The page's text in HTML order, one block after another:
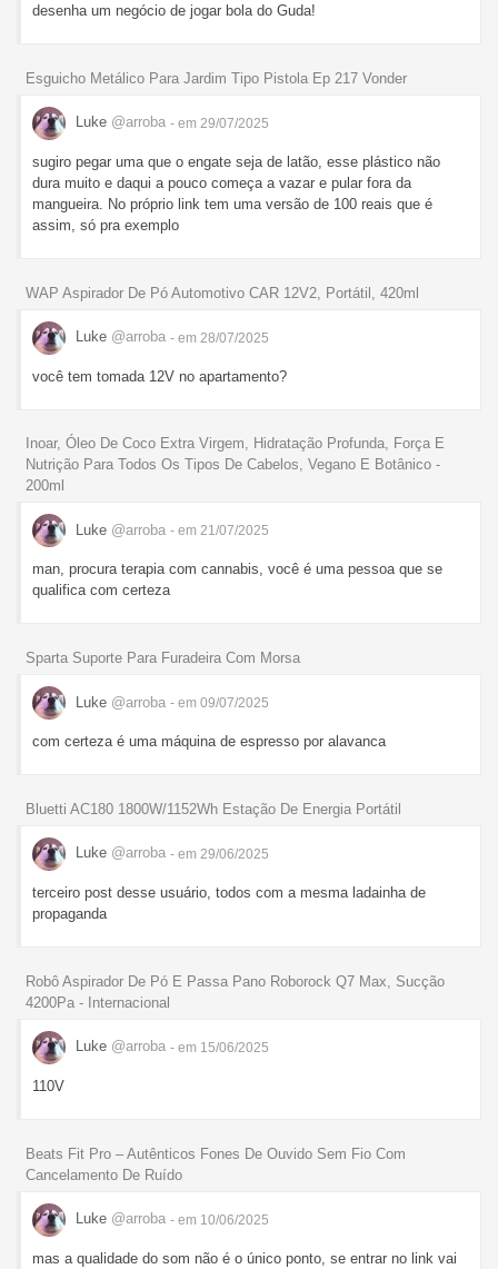
desenha um negócio de jogar bola do Guda!
Esguicho Metálico Para Jardim Tipo Pistola Ep 217 Vonder
Luke @arroba - em 29/07/2025
sugiro pegar uma que o engate seja de latão, esse plástico não
dura muito e daqui a pouco começa a vazar e pular fora da
mangueira. No próprio link tem uma versão de 100 reais que é
assim, só pra exemplo
WAP Aspirador De Pó Automotivo CAR 12V2, Portátil, 420ml
Luke @arroba - em 28/07/2025
você tem tomada 12V no apartamento?
Inoar, Óleo De Coco Extra Virgem, Hidratação Profunda, Força E
Nutrição Para Todos Os Tipos De Cabelos, Vegano E Botânico -
200ml
Luke @arroba - em 21/07/2025
man, procura terapia com cannabis, você é uma pessoa que se
qualifica com certeza
Sparta Suporte Para Furadeira Com Morsa
Luke @arroba - em 09/07/2025
com certeza é uma máquina de espresso por alavanca
Bluetti AC180 1800W/1152Wh Estação De Energia Portátil
Luke @arroba - em 29/06/2025
terceiro post desse usuário, todos com a mesma ladainha de
propaganda
Robô Aspirador De Pó E Passa Pano Roborock Q7 Max, Sucção
4200Pa - Internacional
Luke @arroba - em 15/06/2025
110V
Beats Fit Pro – Autênticos Fones De Ouvido Sem Fio Com
Cancelamento De Ruído
Luke @arroba - em 10/06/2025
mas a qualidade do som não é o único ponto, se entrar no link vai